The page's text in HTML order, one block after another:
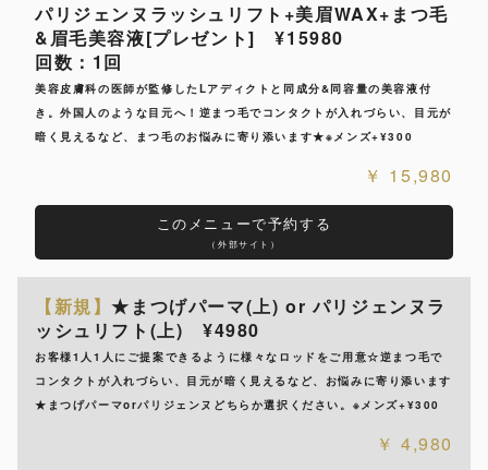
パリジェンヌラッシュリフト+美眉WAX+まつ毛
&眉毛美容液[プレゼント] ¥15980
回数：1回
美容皮膚科の医師が監修したLアディクトと同成分&同容量の美容液付
き。外国人のような目元へ！逆まつ毛でコンタクトが入れづらい、目元が
暗く見えるなど、まつ毛のお悩みに寄り添います★※メンズ+¥300
15,980
このメニューで予約する
（外部サイト）
【新規】★まつげパーマ(上) or パリジェンヌラ
ッシュリフト(上) ¥4980
お客様1人1人にご提案できるように様々なロッドをご用意☆逆まつ毛で
コンタクトが入れづらい、目元が暗く見えるなど、お悩みに寄り添います
★まつげパーマorパリジェンヌどちらか選択ください。※メンズ+¥300
4,980